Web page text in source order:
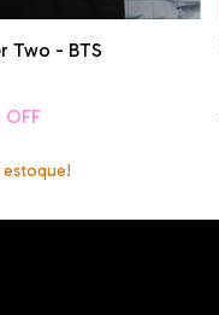
Two - BTS
OFF
estoque!